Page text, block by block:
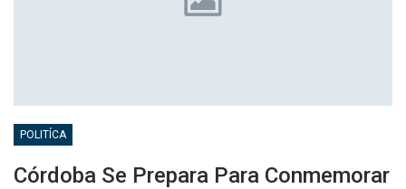
POLITÍCA
Córdoba Se Prepara Para Conmemorar